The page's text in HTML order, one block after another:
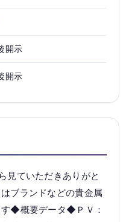
開示
開示
見ていただきありがと
ブランドなどの貴金属
す◆概要データ◆ＰＶ：